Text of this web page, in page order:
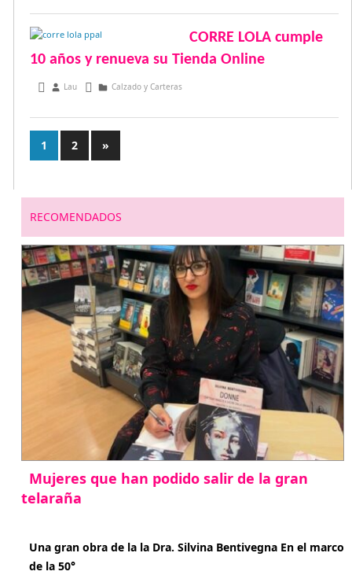
CORRE LOLA cumple
10 años y renueva su Tienda Online
junio 21, 2013
Lau Calzado y Carteras
Paginación
de
entradas
1 2
Entradas
siguientes
»
RECOMENDADOS
Mujeres que han podido salir de la gran
telaraña
Una gran obra de la la Dra. Silvina Bentivegna En el marco
de la 50°